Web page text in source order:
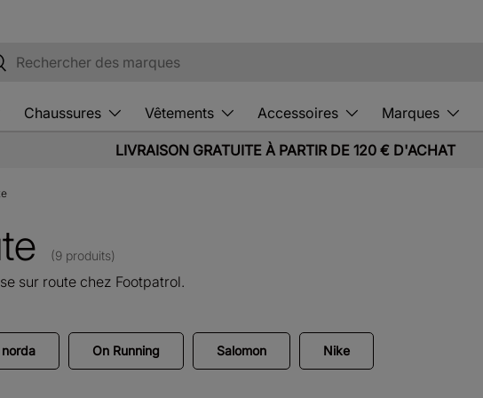
Chaussures Vêtements Accessoires Marques
LIVRAISON GRATUITE À PARTIR DE 120 € D'ACHAT
(9 produits)
sur route chez Footpatrol.
norda On Running Salomon Nike